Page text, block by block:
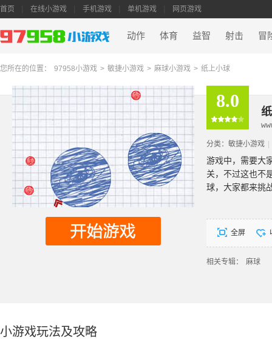
首页 在线小游戏 手机游戏 单机游戏 网页游戏
动作 体育 益智 射击 冒
您所在的位置： 97958小游戏 > 敏捷小游戏 > 麻球小游戏 > 纸上小球
8.0
分类： 敏捷小游戏
游戏中，需要大
关，不过这也不
球，大家都来挑
全屏
相关专辑： 麻球
小游戏玩法及攻略